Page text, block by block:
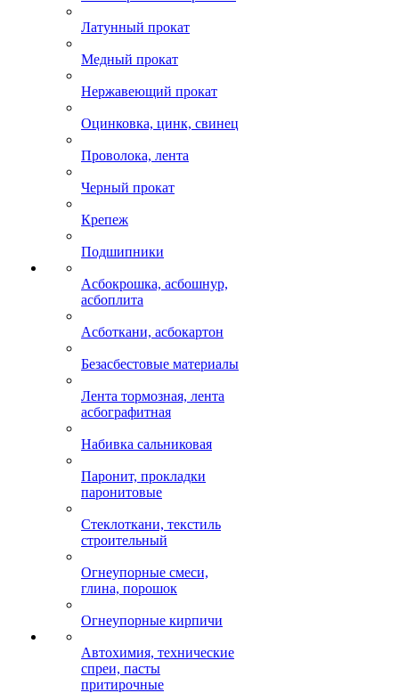
Латунный прокат
Медный прокат
Нержавеющий прокат
Оцинковка, цинк, свинец
Проволока, лента
Черный прокат
Крепеж
Подшипники
Асбокрошка, асбошнур,
асбоплита
Асботкани, асбокартон
Безасбестовые материалы
Лента тормозная, лента
асбографитная
Набивка сальниковая
Паронит, прокладки
паронитовые
Стеклоткани, текстиль
строительный
Огнеупорные смеси,
глина, порошок
Огнеупорные кирпичи
Автохимия, технические
спреи, пасты
притирочные